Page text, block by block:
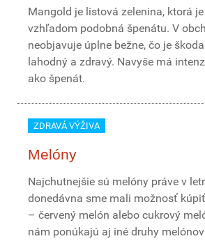
Mangold je listová zelenina, ktorá
vzhľadom podobná špenátu. V
neobjavuje úplne bežne, čo je
lahodný a zdravý. Navyše má
ako špenát.
ZDRAVÁ VÝŽIVA
Melóny
Najchutnejšie sú melóny práve v
donedávna sme mali možnosť
– červený melón alebo cukrový
nám ponúkajú aj iné druhy